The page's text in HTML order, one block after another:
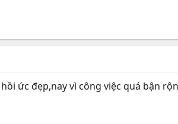
ức đẹp,nay vì công việc quá bận